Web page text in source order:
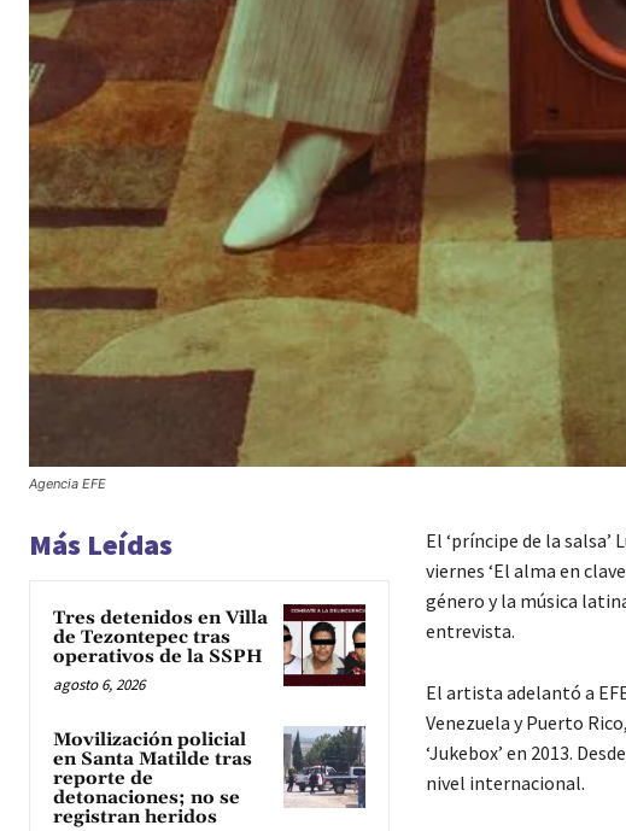
Agencia EFE
Más Leídas
Tres detenidos en Villa
de Tezontepec tras
operativos de la SSPH
agosto 6, 2026
Movilización policial
en Santa Matilde tras
reporte de
detonaciones; no se
registran heridos
El ‘príncipe de la salsa’
viernes ‘El alma en
género y la música
entrevista.
El artista adelantó a
Venezuela y Puerto
‘Jukebox’ en 2013.
nivel internacional.